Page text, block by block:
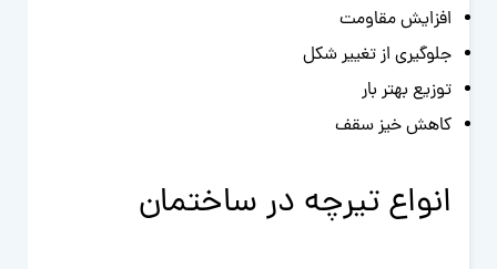
افزایش مقاومت
جلوگیری از تغییر شکل
توزیع بهتر بار
کاهش خیز سقف
انواع تیرچه در ساختمان